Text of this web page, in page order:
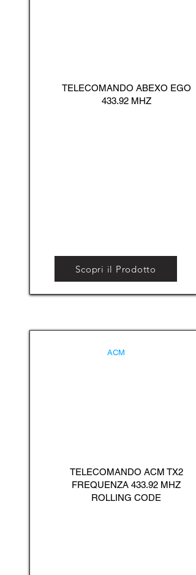
TELECOMANDO ABEXO EGO
433.92 MHZ
Scopri il Prodotto
ACM
TELECOMANDO ACM TX2
FREQUENZA 433.92 MHZ
ROLLING CODE